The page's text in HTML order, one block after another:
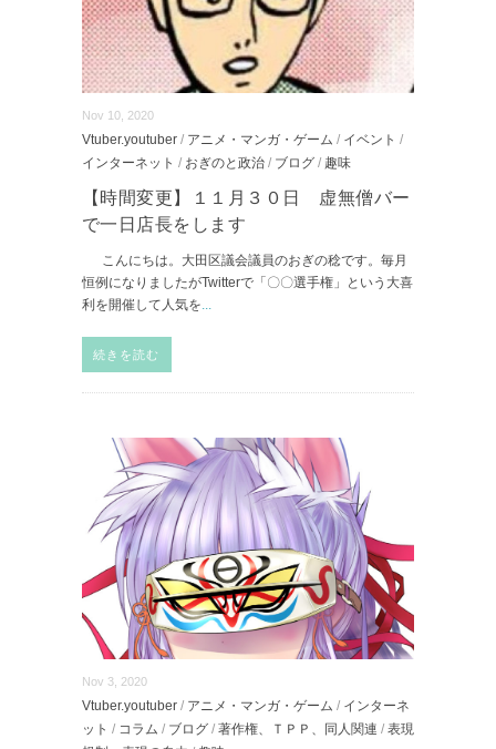
Nov 10, 2020
Vtuber.youtuber / アニメ・マンガ・ゲーム / イベント /
インターネット / おぎのと政治 / ブログ / 趣味
【時間変更】１１月３０日 虚無僧バー
で一日店長をします
こんにちは。大田区議会議員のおぎの稔です。毎月
恒例になりましたがTwitterで「〇〇選手権」という大喜
利を開催して人気を
続きを読む
Nov 3, 2020
Vtuber.youtuber / アニメ・マンガ・ゲーム / インターネ
ット / コラム / ブログ / 著作権、ＴＰＰ、同人関連 / 表現